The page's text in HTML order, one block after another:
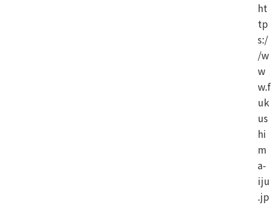
ht
tp
s:/
/w
w
w.f
uk
us
hi
m
a-
iju
.jp